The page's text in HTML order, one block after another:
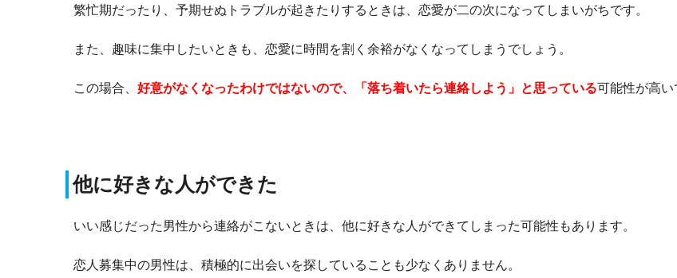
繁忙期だったり、予期せぬトラブルが起きたりするときは、恋愛が二の次になってしまいがちです。
また、趣味に集中したいときも、恋愛に時間を割く余裕がなくなってしまうでしょう。
この場合、 好意がなくなったわけではないので、「落ち着いたら連絡しよう」と思っている可能性が高い
他に好きな人ができた
いい感じだった男性から連絡がこないときは、他に好きな人ができてしまった可能性もあります。
恋人募集中の男性は、積極的に出会いを探していることも少なくありません。